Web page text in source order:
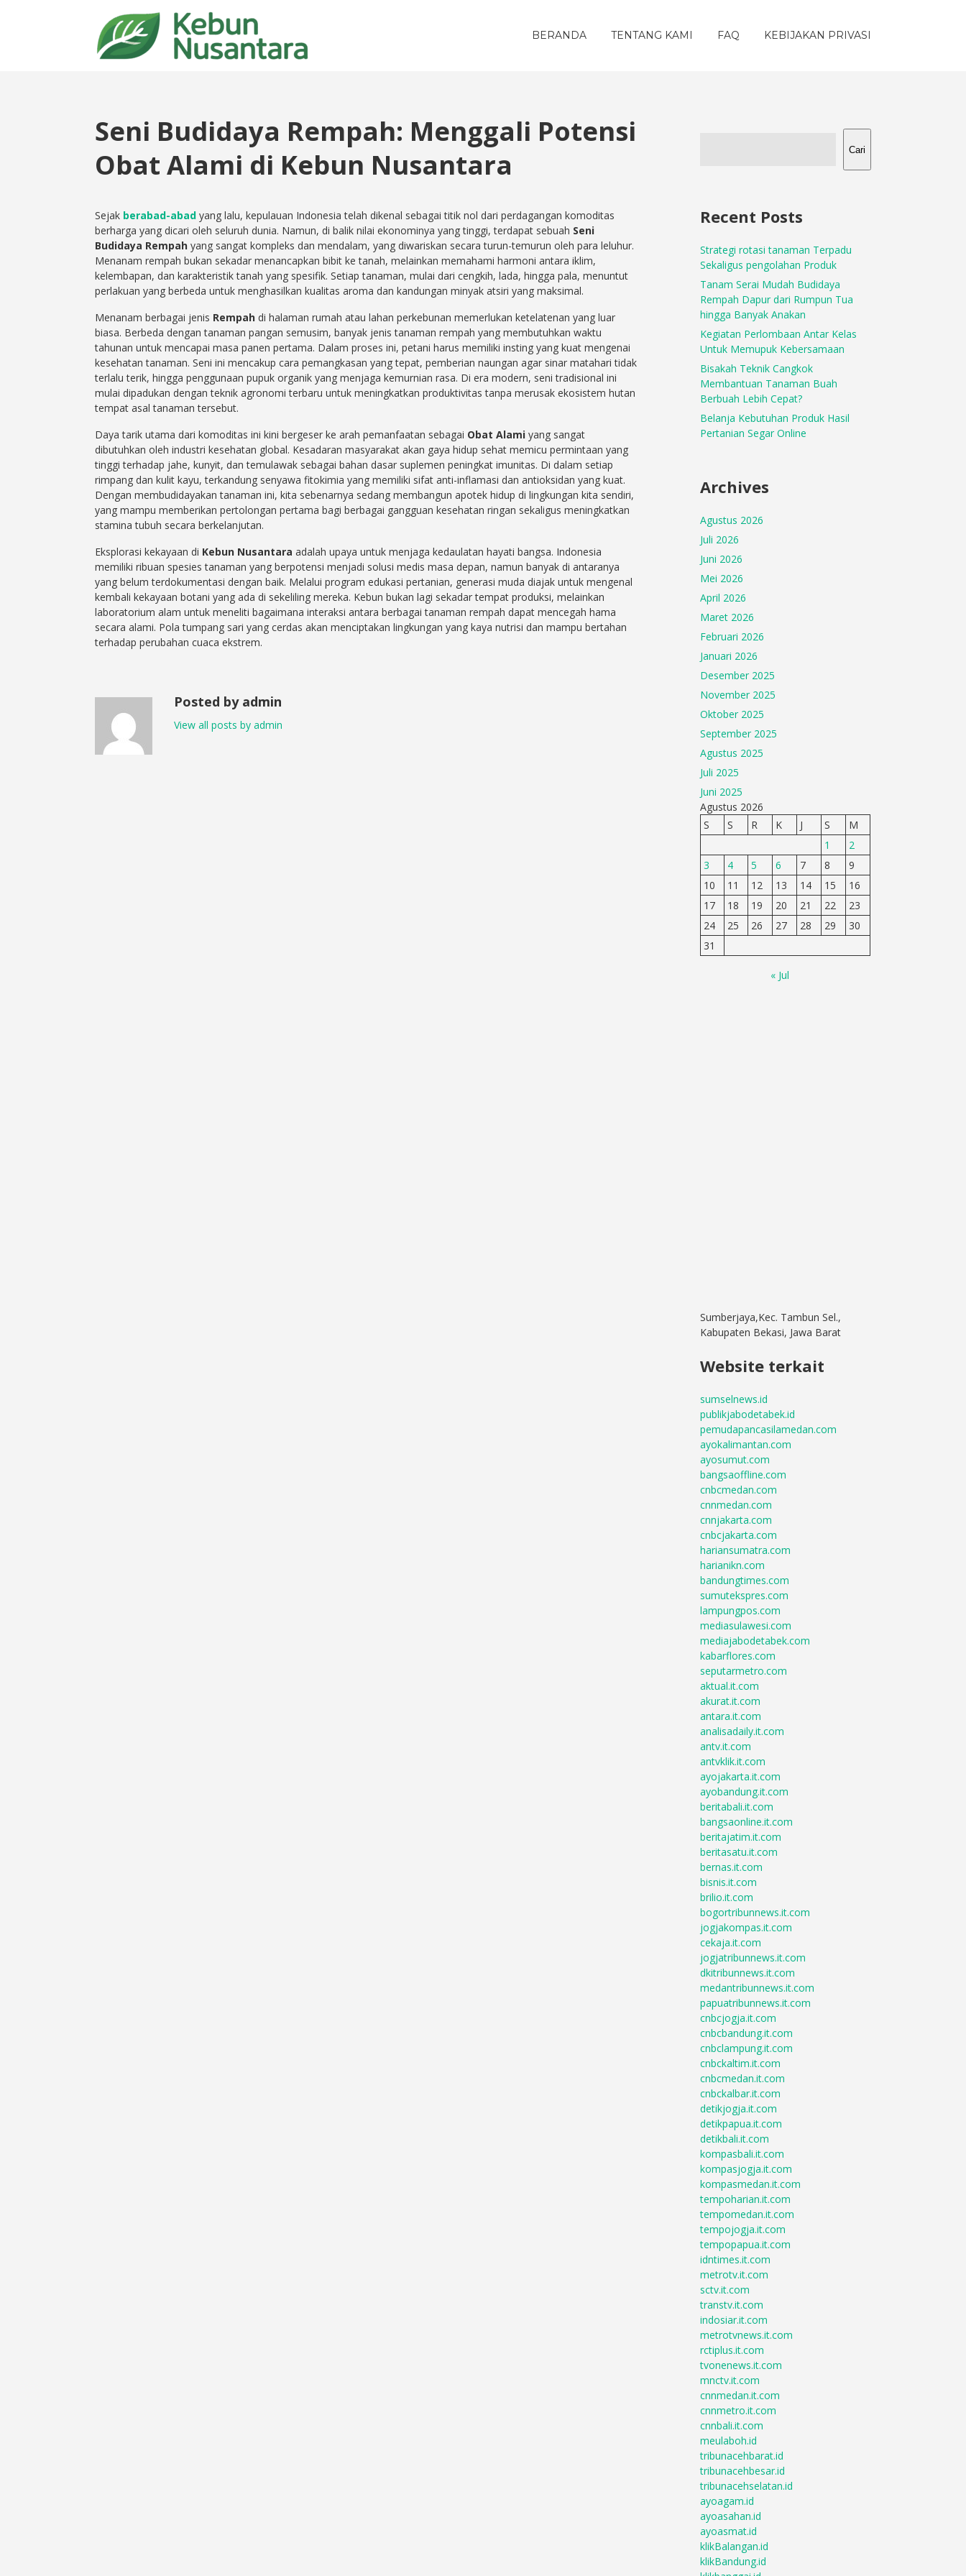
BERANDA TENTANG KAMI FAQ KEBIJAKAN PRIVASI
Seni Budidaya Rempah: Menggali Potensi
Obat Alami di Kebun Nusantara
Sejak berabad-abad yang lalu, kepulauan Indonesia telah dikenal sebagai titik nol dari perdagangan komoditas
berharga yang dicari oleh seluruh dunia. Namun, di balik nilai ekonominya yang tinggi, terdapat sebuah Seni
Budidaya Rempah yang sangat kompleks dan mendalam, yang diwariskan secara turun-temurun oleh para leluhur.
Menanam rempah bukan sekadar menancapkan bibit ke tanah, melainkan memahami harmoni antara iklim,
kelembapan, dan karakteristik tanah yang spesifik. Setiap tanaman, mulai dari cengkih, lada, hingga pala, menuntut
perlakuan yang berbeda untuk menghasilkan kualitas aroma dan kandungan minyak atsiri yang maksimal.
Menanam berbagai jenis Rempah di halaman rumah atau lahan perkebunan memerlukan ketelatenan yang luar
biasa. Berbeda dengan tanaman pangan semusim, banyak jenis tanaman rempah yang membutuhkan waktu
tahunan untuk mencapai masa panen pertama. Dalam proses ini, petani harus memiliki insting yang kuat mengenai
kesehatan tanaman. Seni ini mencakup cara pemangkasan yang tepat, pemberian naungan agar sinar matahari tidak
terlalu terik, hingga penggunaan pupuk organik yang menjaga kemurnian rasa. Di era modern, seni tradisional ini
mulai dipadukan dengan teknik agronomi terbaru untuk meningkatkan produktivitas tanpa merusak ekosistem hutan
tempat asal tanaman tersebut.
Daya tarik utama dari komoditas ini kini bergeser ke arah pemanfaatan sebagai Obat Alami yang sangat
dibutuhkan oleh industri kesehatan global. Kesadaran masyarakat akan gaya hidup sehat memicu permintaan yang
tinggi terhadap jahe, kunyit, dan temulawak sebagai bahan dasar suplemen peningkat imunitas. Di dalam setiap
rimpang dan kulit kayu, terkandung senyawa fitokimia yang memiliki sifat anti-inflamasi dan antioksidan yang kuat.
Dengan membudidayakan tanaman ini, kita sebenarnya sedang membangun apotek hidup di lingkungan kita sendiri,
yang mampu memberikan pertolongan pertama bagi berbagai gangguan kesehatan ringan sekaligus meningkatkan
stamina tubuh secara berkelanjutan.
Eksplorasi kekayaan di Kebun Nusantara adalah upaya untuk menjaga kedaulatan hayati bangsa. Indonesia
memiliki ribuan spesies tanaman yang berpotensi menjadi solusi medis masa depan, namun banyak di antaranya
yang belum terdokumentasi dengan baik. Melalui program edukasi pertanian, generasi muda diajak untuk mengenal
kembali kekayaan botani yang ada di sekeliling mereka. Kebun bukan lagi sekadar tempat produksi, melainkan
laboratorium alam untuk meneliti bagaimana interaksi antara berbagai tanaman rempah dapat mencegah hama
secara alami. Pola tumpang sari yang cerdas akan menciptakan lingkungan yang kaya nutrisi dan mampu bertahan
terhadap perubahan cuaca ekstrem.
Posted by admin
View all posts by admin
Cari
Recent Posts
Strategi rotasi tanaman Terpadu
Sekaligus pengolahan Produk
Tanam Serai Mudah Budidaya
Rempah Dapur dari Rumpun Tua
hingga Banyak Anakan
Kegiatan Perlombaan Antar Kelas
Untuk Memupuk Kebersamaan
Bisakah Teknik Cangkok
Membantuan Tanaman Buah
Berbuah Lebih Cepat?
Belanja Kebutuhan Produk Hasil
Pertanian Segar Online
Archives
Agustus 2026
Juli 2026
Juni 2026
Mei 2026
April 2026
Maret 2026
Februari 2026
Januari 2026
Desember 2025
November 2025
Oktober 2025
September 2025
Agustus 2025
Juli 2025
Juni 2025
Agustus 2026
S
S R K J S
M
1
2
3
4 5 6 7 8
9
10
11 12 13 14 15
16
17
18 19 20 21 22
23
24
25 26 27 28 29
30
31
« Jul
Sumberjaya,Kec. Tambun Sel.,
Kabupaten Bekasi, Jawa Barat
Website terkait
sumselnews.id
publikjabodetabek.id
pemudapancasilamedan.com
ayokalimantan.com
ayosumut.com
bangsaoffline.com
cnbcmedan.com
cnnmedan.com
cnnjakarta.com
cnbcjakarta.com
hariansumatra.com
harianikn.com
bandungtimes.com
sumutekspres.com
lampungpos.com
mediasulawesi.com
mediajabodetabek.com
kabarflores.com
seputarmetro.com
aktual.it.com
akurat.it.com
antara.it.com
analisadaily.it.com
antv.it.com
antvklik.it.com
ayojakarta.it.com
ayobandung.it.com
beritabali.it.com
bangsaonline.it.com
beritajatim.it.com
beritasatu.it.com
bernas.it.com
bisnis.it.com
brilio.it.com
bogortribunnews.it.com
jogjakompas.it.com
cekaja.it.com
jogjatribunnews.it.com
dkitribunnews.it.com
medantribunnews.it.com
papuatribunnews.it.com
cnbcjogja.it.com
cnbcbandung.it.com
cnbclampung.it.com
cnbckaltim.it.com
cnbcmedan.it.com
cnbckalbar.it.com
detikjogja.it.com
detikpapua.it.com
detikbali.it.com
kompasbali.it.com
kompasjogja.it.com
kompasmedan.it.com
tempoharian.it.com
tempomedan.it.com
tempojogja.it.com
tempopapua.it.com
idntimes.it.com
metrotv.it.com
sctv.it.com
transtv.it.com
indosiar.it.com
metrotvnews.it.com
rctiplus.it.com
tvonenews.it.com
mnctv.it.com
cnnmedan.it.com
cnnmetro.it.com
cnnbali.it.com
meulaboh.id
tribunacehbarat.id
tribunacehbesar.id
tribunacehselatan.id
ayoagam.id
ayoasahan.id
ayoasmat.id
klikBalangan.id
klikBandung.id